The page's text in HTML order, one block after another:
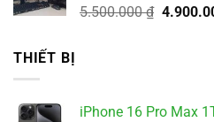
5.500.000₫ Giá
THIẾT BỊ
iPhone 16 Pro Max